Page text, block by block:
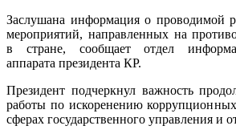
Заслушана информация о проводимой
мероприятий, направленных на
в стране, сообщает отдел
аппарата президента КР.
Президент подчеркнул важность
работы по искоренению
сферах государственного управления и